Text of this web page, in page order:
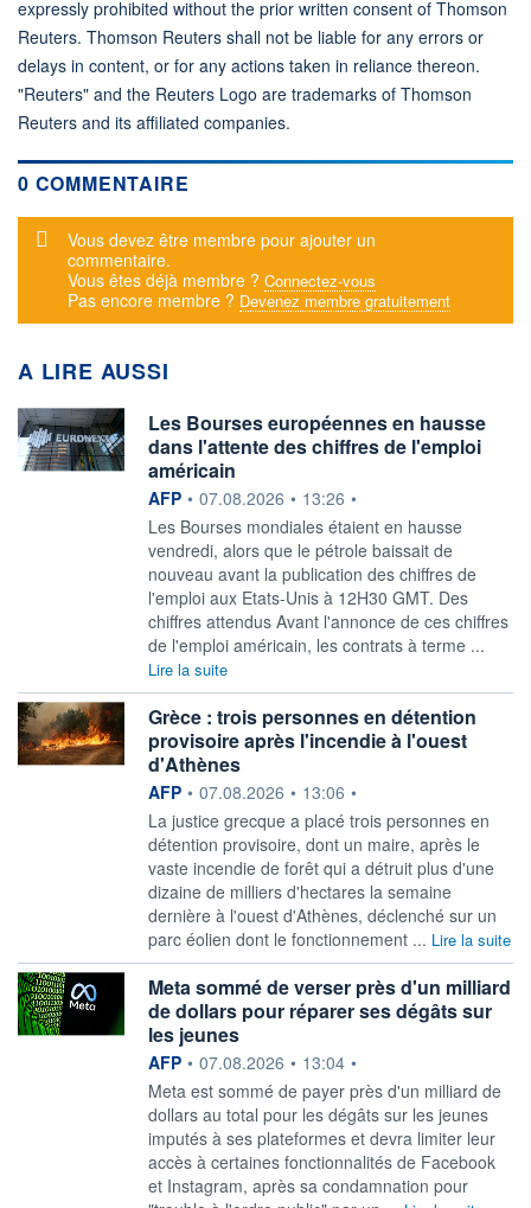
expressly prohibited without the prior written consent of Thomson
Reuters. Thomson Reuters shall not be liable for any errors or
delays in content, or for any actions taken in reliance thereon.
"Reuters" and the Reuters Logo are trademarks of Thomson
Reuters and its affiliated companies.
0 COMMENTAIRE
Message d'alerte
Vous devez être membre pour ajouter un
commentaire.
Vous êtes déjà membre ? Connectez-vous
Pas encore membre ? Devenez membre gratuitement
A LIRE AUSSI
Les Bourses européennes en hausse
dans l'attente des chiffres de l'emploi
américain
information fournie par
AFP • 07.08.2026 • 13:26 •
Les Bourses mondiales étaient en hausse
vendredi, alors que le pétrole baissait de
nouveau avant la publication des chiffres de
l'emploi aux Etats-Unis à 12H30 GMT. Des
chiffres attendus Avant l'annonce de ces chiffres
de l'emploi américain, les contrats à terme ...
Lire la suite
Grèce : trois personnes en détention
provisoire après l'incendie à l'ouest
d'Athènes
information fournie par
AFP • 07.08.2026 • 13:06 •
La justice grecque a placé trois personnes en
détention provisoire, dont un maire, après le
vaste incendie de forêt qui a détruit plus d'une
dizaine de milliers d'hectares la semaine
dernière à l'ouest d'Athènes, déclenché sur un
parc éolien dont le fonctionnement ... Lire la suite
Meta sommé de verser près d'un milliard
de dollars pour réparer ses dégâts sur
les jeunes
information fournie par
AFP • 07.08.2026 • 13:04 •
Meta est sommé de payer près d'un milliard de
dollars au total pour les dégâts sur les jeunes
imputés à ses plateformes et devra limiter leur
accès à certaines fonctionnalités de Facebook
et Instagram, après sa condamnation pour